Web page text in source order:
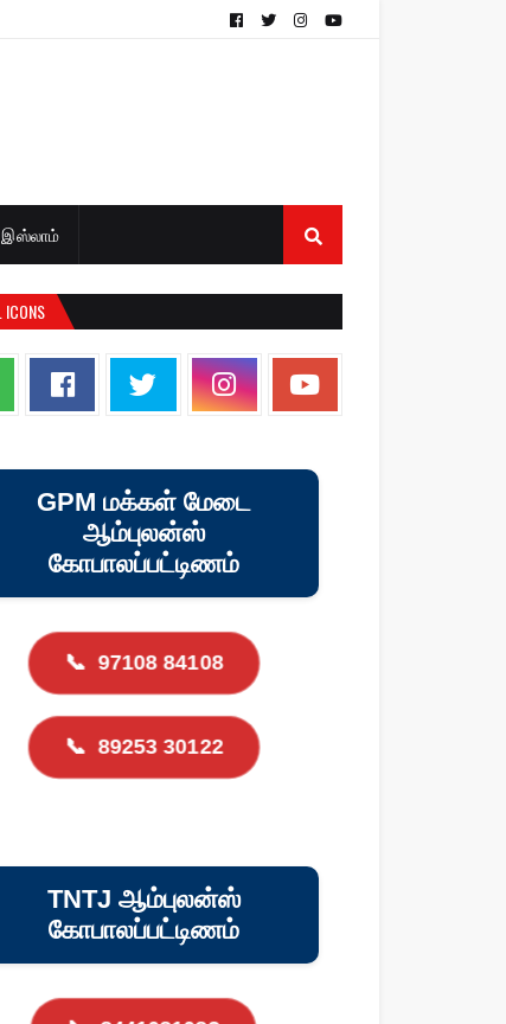
இஸ்லாம்
ICONS
GPM மக்கள் மேடை
ஆம்புலன்ஸ்
கோபாலப்பட்டிணம்
📞 97108 84108
📞 89253 30122
TNTJ ஆம்புலன்ஸ்
கோபாலப்பட்டிணம்